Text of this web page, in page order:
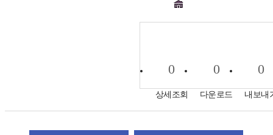
0
상세조회
0
다운로드
0
내보내